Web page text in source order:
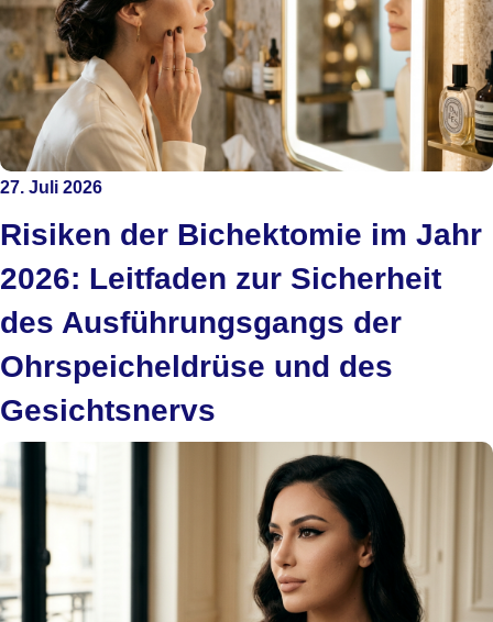
27. Juli 2026
Risiken der Bichektomie im Jahr
2026: Leitfaden zur Sicherheit
des Ausführungsgangs der
Ohrspeicheldrüse und des
Gesichtsnervs